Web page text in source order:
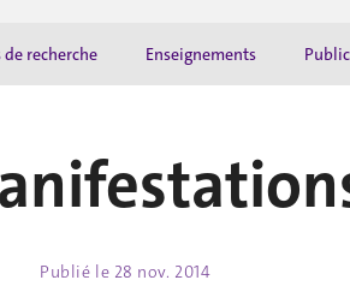
de recherche Enseignements
Publié le 28 nov. 2014